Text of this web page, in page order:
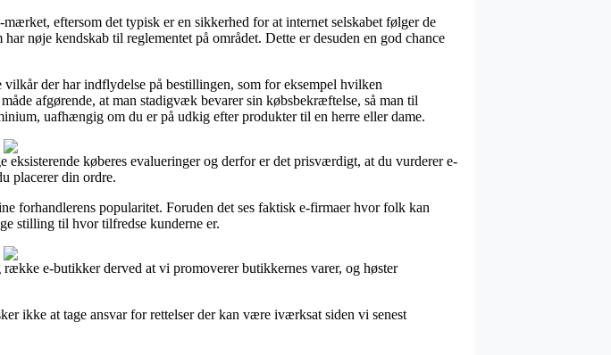
eftersom det typisk er en sikkerhed for at internet selskabet følger de
nøje kendskab til reglementet på området. Dette er desuden en god chance
der har indflydelse på bestillingen, som for eksempel hvilken
afgørende, at man stadigvæk bevarer sin købsbekræftelse, så man til
uafhængig om du er på udkig efter produkter til en herre eller dame.
køberes evalueringer og derfor er det prisværdigt, at du vurderer e-
placerer din ordre.
forhandlerens popularitet. Foruden det ses faktisk e-firmaer hvor folk kan
stilling til hvor tilfredse kunderne er.
e-butikker derved at vi promoverer butikkernes varer, og høster
ikke at tage ansvar for rettelser der kan være iværksat siden vi senest